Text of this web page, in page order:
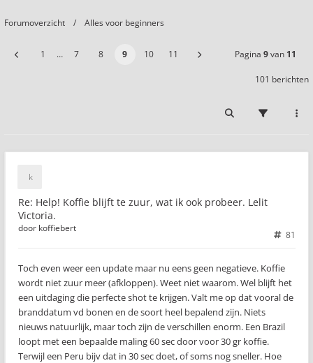
Forumoverzicht Alles voor beginners
1 … 7 8 9 10 11 Pagina 9van 11
101 berichten
Re: Help! Koffie blijft te zuur, wat ik ook probeer. Lelit
Victoria.
81
door koffiebert
Toch even weer een update maar nu eens geen negatieve. Koffie
wordt niet zuur meer (afkloppen). Weet niet waarom. Wel blijft het
een uitdaging die perfecte shot te krijgen. Valt me op dat vooral de
branddatum vd bonen en de soort heel bepalend zijn. Niets
nieuws natuurlijk, maar toch zijn de verschillen enorm. Een Brazil
loopt met een bepaalde maling 60 sec door voor 30 gr koffie.
Terwijl een Peru bijv dat in 30 sec doet, of soms nog sneller. Hoe